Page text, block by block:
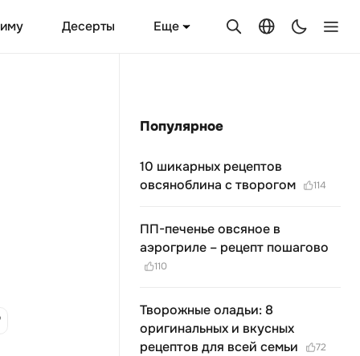
Десерты Еще
Популярное
10 шикарных рецептов
овсяноблина с творогом
114
ПП-печенье овсяное в
аэрогриле – рецепт пошагово
110
Творожные оладьи: 8
оригинальных и вкусных
рецептов для всей семьи
72